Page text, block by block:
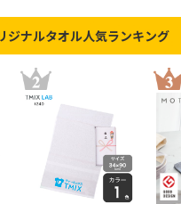
ジナルタオル人気ランキング